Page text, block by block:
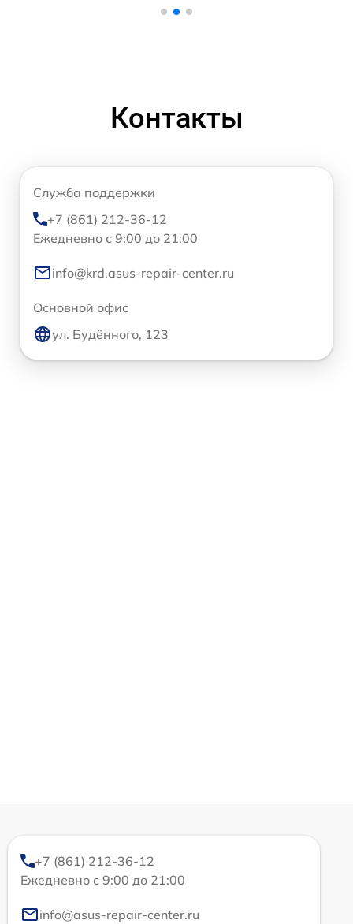
Контакты
Служба поддержки
+7 (861) 212-36-12
Ежедневно с 9:00 до 21:00
info@krd.asus-repair-center.ru
Основной офис
ул. Будённого, 123
+7 (861) 212-36-12
Ежедневно с 9:00 до 21:00
info@asus-repair-center.ru